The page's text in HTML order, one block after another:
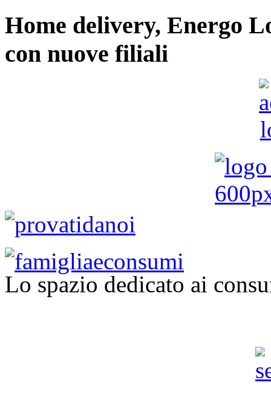
Home delivery, Energo
con nuove filiali
Lo spazio dedicato ai